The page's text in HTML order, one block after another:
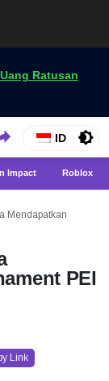
Ratusan
Hanya di VCGamers
ID
Impact Roblox
Mendapatkan
PEI
Link